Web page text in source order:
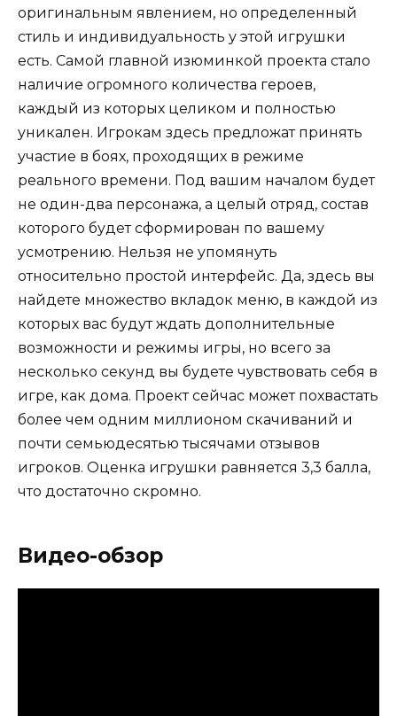
оригинальным явлением, но определенный
стиль и индивидуальность у этой игрушки
есть. Самой главной изюминкой проекта стало
наличие огромного количества героев,
каждый из которых целиком и полностью
уникален. Игрокам здесь предложат принять
участие в боях, проходящих в режиме
реального времени. Под вашим началом будет
не один-два персонажа, а целый отряд, состав
которого будет сформирован по вашему
усмотрению. Нельзя не упомянуть
относительно простой интерфейс. Да, здесь вы
найдете множество вкладок меню, в каждой из
которых вас будут ждать дополнительные
возможности и режимы игры, но всего за
несколько секунд вы будете чувствовать себя в
игре, как дома. Проект сейчас может похвастать
более чем одним миллионом скачиваний и
почти семьюдесятью тысячами отзывов
игроков. Оценка игрушки равняется 3,3 балла,
что достаточно скромно.
Видео-обзор